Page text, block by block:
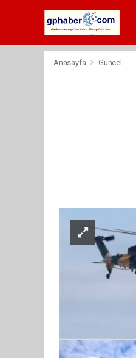
Anasayfa Güncel